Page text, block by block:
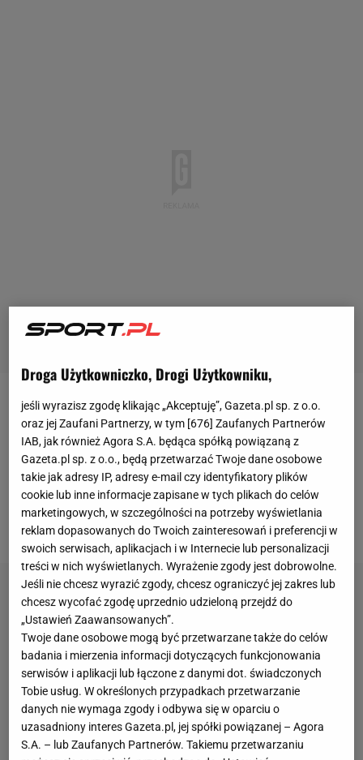
18378 widzów oglądało na Stade du Roudourou
meczGuingamp z PSG. Więcej nie mogło, to
maksymalna pojemność obiektu. Z ponad 500 próśb
o akredytację dziennikarskie, przyznano niecałe 100.
Wszystkie chętne media, też by się tam nie
zmieściły.
Droga Użytkowniczko, Drogi Użytkowniku,
jeśli wyrazisz zgodę klikając „Akceptuję”, Gazeta.pl sp. z o.o.
oraz jej Zaufani Partnerzy, w tym [676] Zaufanych Partnerów
IAB, jak również Agora S.A. będąca spółką powiązaną z
Gazeta.pl sp. z o.o., będą przetwarzać Twoje dane osobowe
takie jak adresy IP, adresy e-mail czy identyfikatory plików
cookie lub inne informacje zapisane w tych plikach do celów
marketingowych, w szczególności na potrzeby wyświetlania
reklam dopasowanych do Twoich zainteresowań i preferencji w
swoich serwisach, aplikacjach i w Internecie lub personalizacji
treści w nich wyświetlanych. Wyrażenie zgody jest dobrowolne.
Jeśli nie chcesz wyrazić zgody, chcesz ograniczyć jej zakres lub
chcesz wycofać zgodę uprzednio udzieloną przejdź do
„Ustawień Zaawansowanych”.
Twoje dane osobowe mogą być przetwarzane także do celów
badania i mierzenia informacji dotyczących funkcjonowania
serwisów i aplikacji lub łączone z danymi dot. świadczonych
Tobie usług. W określonych przypadkach przetwarzanie
danych nie wymaga zgody i odbywa się w oparciu o
uzasadniony interes Gazeta.pl, jej spółki powiązanej – Agora
S.A. – lub Zaufanych Partnerów. Takiemu przetwarzaniu